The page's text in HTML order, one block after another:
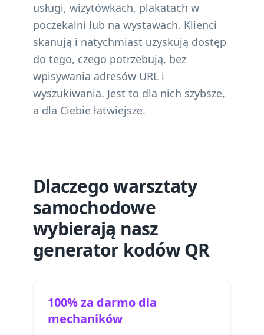
usługi, wizytówkach, plakatach w
poczekalni lub na wystawach. Klienci
skanują i natychmiast uzyskują dostęp
do tego, czego potrzebują, bez
wpisywania adresów URL i
wyszukiwania. Jest to dla nich szybsze,
a dla Ciebie łatwiejsze.
Dlaczego warsztaty
samochodowe
wybierają nasz
generator kodów QR
100% za darmo dla
mechaników